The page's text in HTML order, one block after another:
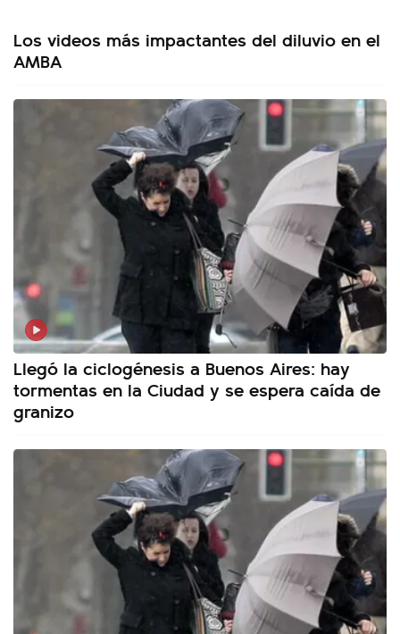
Los videos más impactantes del diluvio en el
AMBA
Llegó la ciclogénesis a Buenos Aires: hay
tormentas en la Ciudad y se espera caída de
granizo